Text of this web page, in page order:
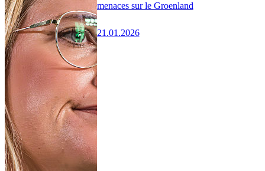
menaces sur le Groenland
21.01.2026